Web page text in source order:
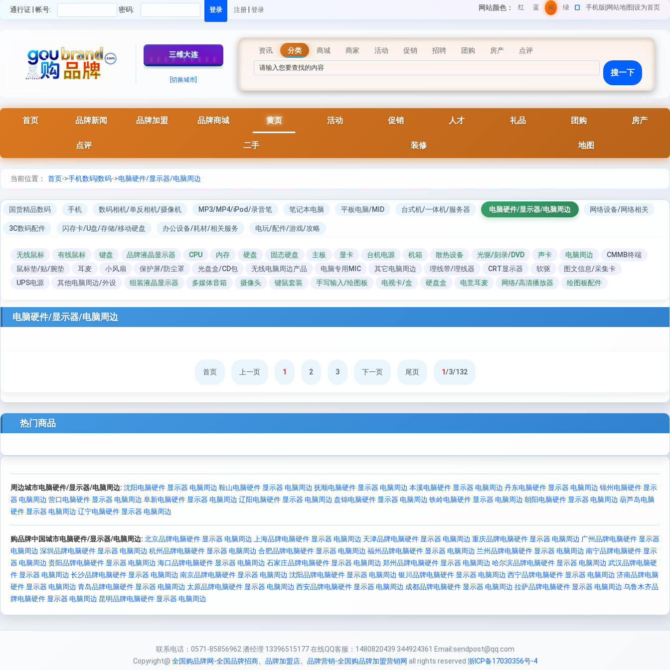
通行证 | 帐号: 密码: 注册 登录 手机版 网站地图 设为首页
红
色
蓝
色
褐
色
绿
色
网站颜色：
三维大连
[切换城市]
资讯 分类 商城 商家 活动 促销 招聘 团购 房产 点评
首页 品牌新闻 品牌加盟 品牌商城 黄页 活动 促销 人才 礼品 团购 房产
点评 二手 装修 地图
当前位置： 首页->手机数码|数码->电脑硬件/显示器/电脑周边
国货精品数码 手机 数码相机/单反相机/摄像机 MP3/MP4/iPod/录音笔 笔记本电脑 平板电脑/MID 台式机/一体机/服务器 电脑硬件/显示器/电脑周边 网络设备/网络相关
3C数码配件 闪存卡/U盘/存储/移动硬盘 办公设备/耗材/相关服务 电玩/配件/游戏/攻略
无线鼠标 有线鼠标 键盘 品牌液晶显示器 CPU 内存 硬盘 固态硬盘 主板 显卡 台机电源 机箱 散热设备 光驱/刻录/DVD 声卡 电脑周边
CMMB终端
鼠标垫/贴/腕垫
耳麦 小风扇 保护屏/防尘罩 光盘盒/CD包 无线电脑周边产品 电脑专用MIC 其它电脑周边 理线带/理线器 CRT显示器 软驱
图文信息/采集卡
UPS电源
其他电脑周边/外设 组装液晶显示器 多媒体音箱 摄像头 键鼠套装 手写输入/绘图板 电视卡/盒 硬盘盒 电竞耳麦 网络/高清播放器 绘图板配件
电脑硬件/显示器/电脑周边
首页 上一页 1 2 3 下一页 尾页 1/3/132
热门商品
周边城市电脑硬件/显示器/电脑周边: 沈阳电脑硬件 显示器 电脑周边 鞍山电脑硬件 显示器 电脑周边 抚顺电脑硬件 显示器 电脑周边 本溪电脑硬件 显示器 电脑周边 丹东电脑硬件 显示器 电脑周边 锦州电脑硬件 显示
器 电脑周边 营口电脑硬件 显示器 电脑周边 阜新电脑硬件 显示器 电脑周边 辽阳电脑硬件 显示器 电脑周边 盘锦电脑硬件 显示器 电脑周边 铁岭电脑硬件 显示器 电脑周边 朝阳电脑硬件 显示器 电脑周边 葫芦岛电脑
硬件 显示器 电脑周边 辽宁电脑硬件 显示器 电脑周边
购品牌中国城市电脑硬件/显示器/电脑周边: 北京品牌电脑硬件 显示器 电脑周边 上海品牌电脑硬件 显示器 电脑周边 天津品牌电脑硬件 显示器 电脑周边 重庆品牌电脑硬件 显示器 电脑周边 广州品牌电脑硬件 显示器
电脑周边 深圳品牌电脑硬件 显示器 电脑周边 杭州品牌电脑硬件 显示器 电脑周边 合肥品牌电脑硬件 显示器 电脑周边 福州品牌电脑硬件 显示器 电脑周边 兰州品牌电脑硬件 显示器 电脑周边 南宁品牌电脑硬件 显示
器 电脑周边 贵阳品牌电脑硬件 显示器 电脑周边 海口品牌电脑硬件 显示器 电脑周边 石家庄品牌电脑硬件 显示器 电脑周边 郑州品牌电脑硬件 显示器 电脑周边 哈尔滨品牌电脑硬件 显示器 电脑周边 武汉品牌电脑硬
件 显示器 电脑周边 长沙品牌电脑硬件 显示器 电脑周边 南京品牌电脑硬件 显示器 电脑周边 沈阳品牌电脑硬件 显示器 电脑周边 银川品牌电脑硬件 显示器 电脑周边 西宁品牌电脑硬件 显示器 电脑周边 济南品牌电脑
硬件 显示器 电脑周边 青岛品牌电脑硬件 显示器 电脑周边 太原品牌电脑硬件 显示器 电脑周边 西安品牌电脑硬件 显示器 电脑周边 成都品牌电脑硬件 显示器 电脑周边 拉萨品牌电脑硬件 显示器 电脑周边 乌鲁木齐品
牌电脑硬件 显示器 电脑周边 昆明品牌电脑硬件 显示器 电脑周边
联系电话：0571-85856962 潘经理 13396515177 在线QQ客服：1480820439 344924361 Email:sendpost@qq.com
Copyright@ 全国购品牌网-全国品牌招商、品牌加盟店、品牌营销-全国购品牌加盟营销网 all rights reserved 浙ICP备17030356号-4